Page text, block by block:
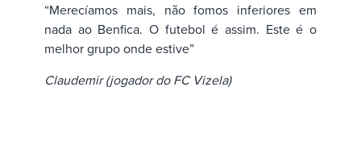
“Merecíamos mais, não fomos inferiores em
nada ao Benfica. O futebol é assim. Este é o
melhor grupo onde estive”
Claudemir (jogador do FC Vizela)